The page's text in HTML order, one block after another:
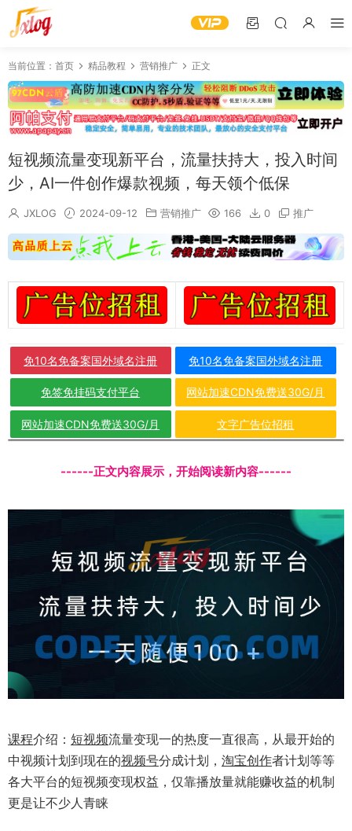
当前位置： 首页 精品教程 营销推广 正文
短视频流量变现新平台，流量扶持大，投入时间
少，AI一件创作爆款视频，每天领个低保
JXLOG 2024-09-12 营销推广 166 0 推广
免10名免备案国外域名注册 免10名免备案国外域名注册
免签免挂码支付平台 网站加速CDN免费送30G/月
网站加速CDN免费送30G/月 文字广告位招租
------正文内容展示，开始阅读新内容------
课程介绍： 短视频流量变现一的热度一直很高，从最开始的
中视频计划到现在的视频号分成计划， 淘宝创作者计划等等
各大平台的短视频变现权益，仅靠播放量就能赚收益的机制
更是让不少人青睐